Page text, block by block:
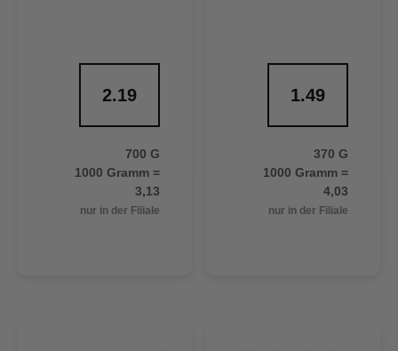
2.19
700 G
1000 Gramm =
3,13
nur in der Filiale
1.49
370 G
1000 Gramm =
4,03
nur in der Filiale